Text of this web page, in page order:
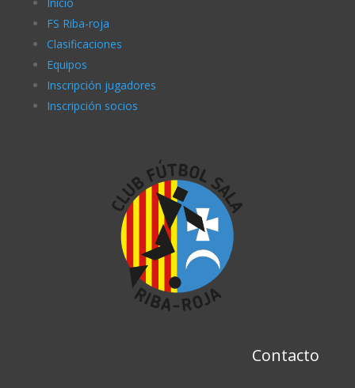
FS Riba-roja
Clasificaciones
Equipos
Inscripción jugadores
Inscripción socios
Contacto